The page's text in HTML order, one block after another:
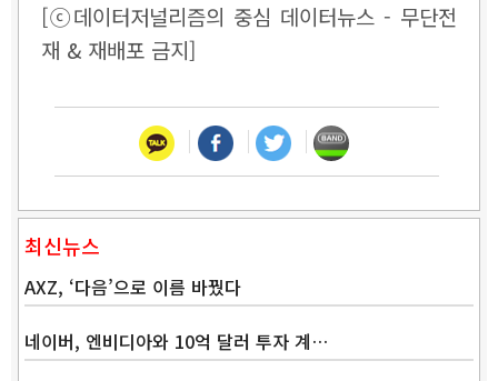
[ⓒ데이터저널리즘의 중심 데이터뉴스 - 무단전
재 & 재배포 금지]
최신뉴스
AXZ, ‘다음’으로 이름 바꿨다
네이버, 엔비디아와 10억 달러 투자 계…